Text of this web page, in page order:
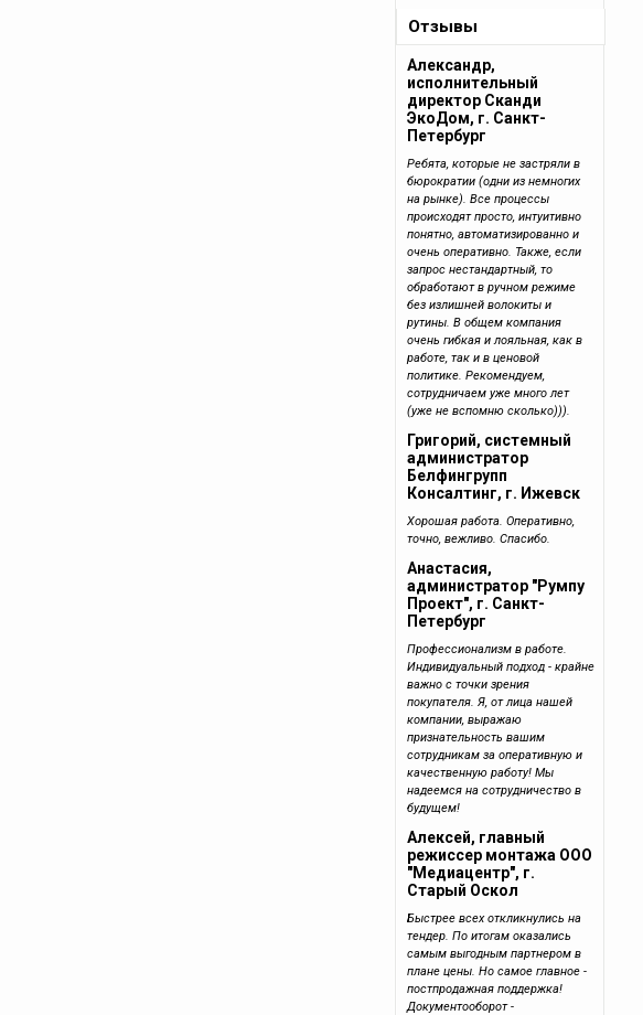
Отзывы
Александр,
исполнительный
директор Сканди
ЭкоДом, г. Санкт-
Петербург
Ребята, которые не застряли в
бюрократии (одни из немногих
на рынке). Все процессы
происходят просто, интуитивно
понятно, автоматизированно и
очень оперативно. Также, если
запрос нестандартный, то
обработают в ручном режиме
без излишней волокиты и
рутины. В общем компания
очень гибкая и лояльная, как в
работе, так и в ценовой
политике. Рекомендуем,
сотрудничаем уже много лет
(уже не вспомню сколько))).
Григорий, системный
администратор
Белфингрупп
Консалтинг, г. Ижевск
Хорошая работа. Оперативно,
точно, вежливо. Спасибо.
Анастасия,
администратор "Румпу
Проект", г. Санкт-
Петербург
Профессионализм в работе.
Индивидуальный подход - крайне
важно с точки зрения
покупателя. Я, от лица нашей
компании, выражаю
признательность вашим
сотрудникам за оперативную и
качественную работу! Мы
надеемся на сотрудничество в
будущем!
Алексей, главный
режиссер монтажа ООО
"Медиацентр", г.
Старый Оскол
Быстрее всех откликнулись на
тендер. По итогам оказались
самым выгодным партнером в
плане цены. Но самое главное -
постпродажная поддержка!
Документооборот -